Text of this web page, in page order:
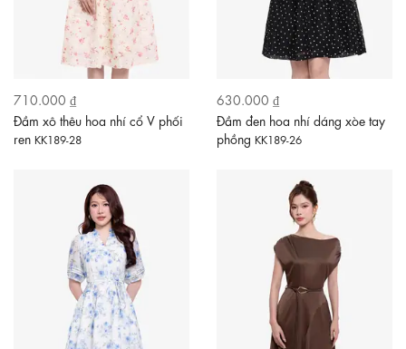
710.000 ₫
Đầm xô thêu hoa nhí cổ V phối
ren KK189-28
630.000 ₫
Đầm đen hoa nhí dáng xòe tay
phồng KK189-26